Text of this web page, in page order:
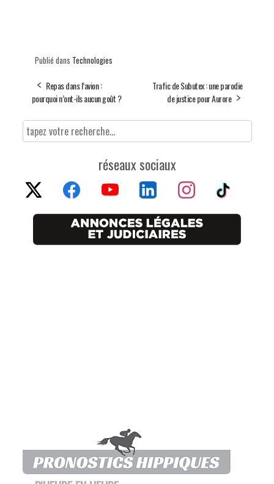
Publié dans Technologies
Repas dans l’avion :
pourquoi n’ont-ils aucun goût ?
Trafic de Subutex : une parodie
de justice pour Aurore
réseaux sociaux